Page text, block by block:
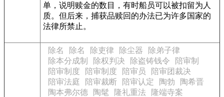
单，说明赎金的数目，有时船员可以被扣留为人
质。但后来，捕获品赎回的办法已为许多国家的
法律所禁止。
除名 除名 除吏律 除尘器
除弟子律
除本分成制
除权判决 除盗铸钱令
陪审制
陪审制度
陪审制度 陪审员
陪审团裁决
陪审法庭
陪审裁断 陪审认定 陶勃
陶希晋
陶本弗尔德
陶髦 隆礼重法
隆端寺案